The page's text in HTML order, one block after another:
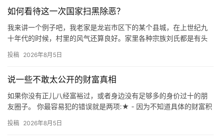
如何看待这一次国家扫黑除恶？
我来讲一个例子吧，我老家是龙岩市区下的某个县城，在上世纪九
十年代的时候，村里的风气还算良好。家里各种宗族刘氏都是有头
会的成…
投稿 2026年8月5日
说一些不敢太公开的财富真相
如果你没有正儿八经富裕过，或者身边没有足够多的身价过十的朋
友圈子。 你最容易犯的错误就是两项:★ - 因为不知道具体的财富积
投稿 2026年8月5日